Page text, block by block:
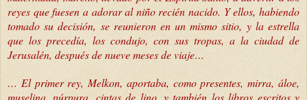
reyes que fuesen a adorar al niño recién nacido. Y ellos, habiendo
tomado su decisión, se reunieron en un mismo sitio, y la estrella
que los precedía, los condujo, con sus tropas, a la ciudad de
Jerusalén, después de nueve meses de viaje…
… El primer rey, Melkon, aportaba, como presentes, mirra, áloe,
muselina, púrpura, cintas de lino, y también los libros escritos y